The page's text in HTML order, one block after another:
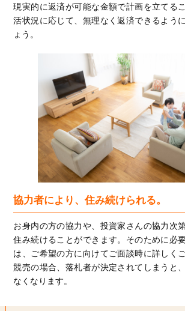
現実的に返済が可能な金額で計画を立てる
活状況に応じて、無理なく返済できるよう
ょう。
協力者により、住み続けられる。
お身内の方の協力や、投資家さんの協力次
住み続けることができます。そのために必
は、ご希望の方に向けてご面談時に詳しく
競売の場合、落札者が決定されてしまうと
なくなります。